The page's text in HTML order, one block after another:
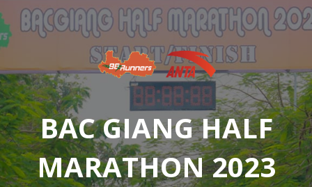
BAC GIANG HALF
MARATHON 2023